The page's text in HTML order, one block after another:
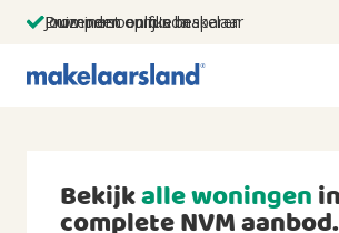
Jouw persoonlijke makelaar
Duizenden euro's besparen
Prominent op funda
Bekijkalle woningen
complete NVM aanbod.